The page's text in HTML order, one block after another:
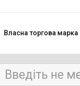
Власна торгова марка